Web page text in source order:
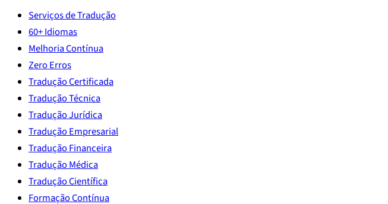
Serviços de Tradução
60+ Idiomas
Melhoria Contínua
Zero Erros
Tradução Certificada
Tradução Técnica
Tradução Jurídica
Tradução Empresarial
Tradução Financeira
Tradução Médica
Tradução Científica
Formação Contínua